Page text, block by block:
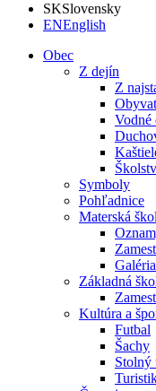
SKSlovensky
ENEnglish
Obec
Z dejín
Z
Vodné
Symboly
Pohľadnice
Materská
Galéria
Základná
Kultúra a
Futbal
Šachy
Stolný